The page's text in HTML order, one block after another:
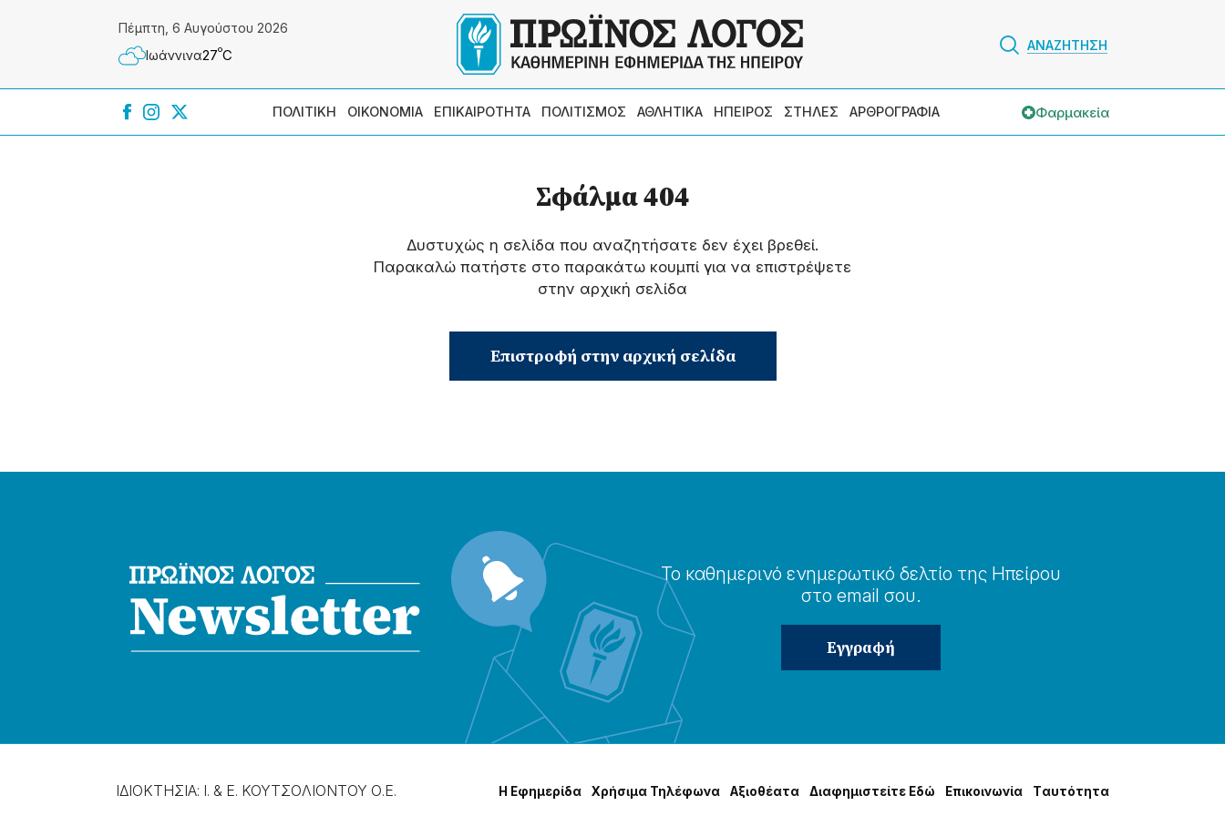
Πέμπτη, 6 Αυγούστου 2026
Ιωάννɩνα27ºC
ΑΝΑΖΗΤΗΣΗ
ΠΟΛΙΤΙΚΗ ΟΙΚΟΝΟΜΙΑ ΕΠΙΚΑΙΡΟΤΗΤΑ ΠΟΛΙΤΙΣΜΟΣ ΑΘΛΗΤΙΚΑ ΗΠΕΙΡΟΣ ΣΤΗΛΕΣ ΑΡΘΡΟΓΡΑΦΙΑ Φαρμακεία
Σφάλμα 404
Δυστυχώς η σελίδα που αναζητήσατε δεν έχει βρεθεί.
Παρακαλώ πατήστε στο παρακάτω κουμπί για να επιστρέψετε
στην αρχική σελίδα
Επιστροφή στην αρχική σελίδα
Το καθημερɩνό ενημερωτɩκό δελτίο της Ηπείρου
στο email σου.
ΙΔΙΟΚΤΗΣΙΑ: Ι. & Ε. ΚΟΥΤΣΟΛΙΟΝΤΟΥ Ο.Ε. Η Εφημερίδα Χρήσɩμα Τηλέφωνα Αξɩοθέατα Δɩαφημɩστείτε Εδώ Επɩκοɩνωνία Tαυτότητα